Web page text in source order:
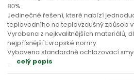
80%.
Jedinečné řešení, které nabízí
teplovodního na teplovzdušný způsob
Vyrobena z nejkvalitnějších materiálů,
nejpřísnější Evropské normy.
Vybavena standardně ochlazovací
.
celý popis